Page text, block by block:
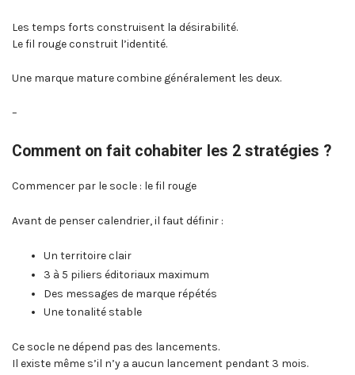
Les temps forts construisent la désirabilité.
Le fil rouge construit l’identité.
Une marque mature combine généralement les deux.
–
Comment on fait cohabiter les 2 stratégies ?
Commencer par le socle : le fil rouge
Avant de penser calendrier, il faut définir :
Un territoire clair
3 à 5 piliers éditoriaux maximum
Des messages de marque répétés
Une tonalité stable
Ce socle ne dépend pas des lancements.
Il existe même s’il n’y a aucun lancement pendant 3 mois.